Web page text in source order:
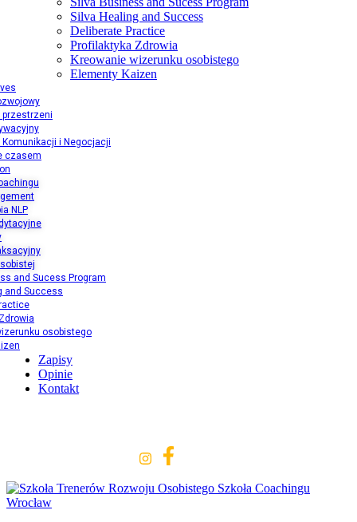
Silva Healing and Success
Deliberate Practice
Profilaktyka Zdrowia
Kreowanie wizerunku osobistego
Elementy Kaizen
przestrzeni
i Negocjacji
czasem
NLP
and Sucess Program
and Success
osobistego
Zapisy
Opinie
Kontakt